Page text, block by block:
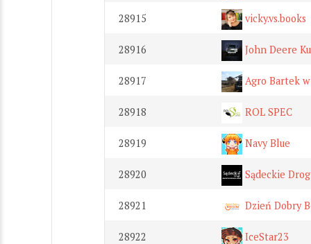
28915 vicky.vs.books
28916 John Deere
28917 Agro Bartek
28918 ROL SPEC
28919 Navy Blue
28920 Sądeckie
28921 Dzień Dobry
28922 IceStar23